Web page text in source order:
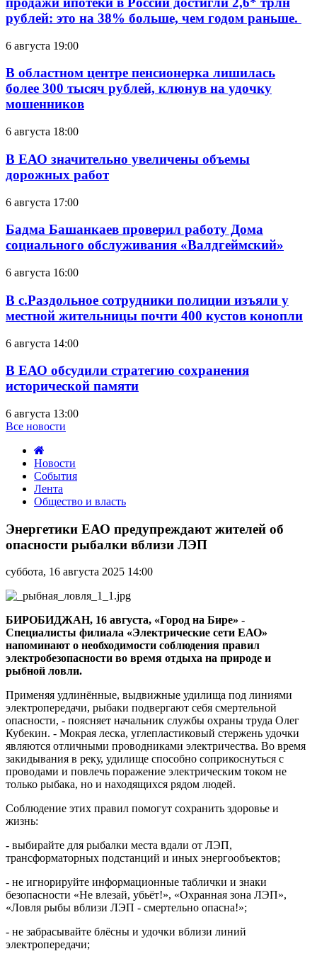
рублей: это на 38% больше, чем годом раньше.
6 августа 19:00
В областном центре пенсионерка лишилась
более 300 тысяч рублей, клюнув на удочку
мошенников
6 августа 18:00
В ЕАО значительно увеличены объемы
дорожных работ
6 августа 17:00
Бадма Башанкаев проверил работу Дома
социального обслуживания «Валдгеймский»
6 августа 16:00
В с.Раздольное сотрудники полиции изъяли у
местной жительницы почти 400 кустов конопли
6 августа 14:00
В ЕАО обсудили стратегию сохранения
исторической памяти
6 августа 13:00
Все новости
Новости
События
Лента
Общество и власть
ЕАО
предупреждают
жителей
опасности
рыбалки
вблизи
ЛЭП
Энергетики ЕАО предупреждают жителей об
опасности рыбалки вблизи ЛЭП
суббота, 16 августа 2025 14:00
БИРОБИДЖАН, 16 августа, «Город на Бире» -
Специалисты филиала «Электрические сети ЕАО»
напоминают о необходимости соблюдения правил
электробезопасности во время отдыха на природе и
рыбной ловли.
Применяя удлинённые, выдвижные удилища под линиями
электропередачи, рыбаки подвергают себя смертельной
опасности, - поясняет начальник службы охраны труда Олег
Кубекин. - Мокрая леска, углепластиковый стержень удочки
являются отличными проводниками электричества. Во время
закидывания в реку, удилище способно соприкоснуться с
проводами и повлечь поражение электрическим током не
только рыбака, но и находящихся рядом людей.
Соблюдение этих правил помогут сохранить здоровье и
жизнь:
- выбирайте для рыбалки места вдали от ЛЭП,
трансформаторных подстанций и иных энергообъектов;
- не игнорируйте информационные таблички и знаки
безопасности «Не влезай, убьёт!», «Охранная зона ЛЭП»,
«Ловля рыбы вблизи ЛЭП - смертельно опасна!»;
- не забрасывайте блёсны и удочки вблизи линий
электропередачи;